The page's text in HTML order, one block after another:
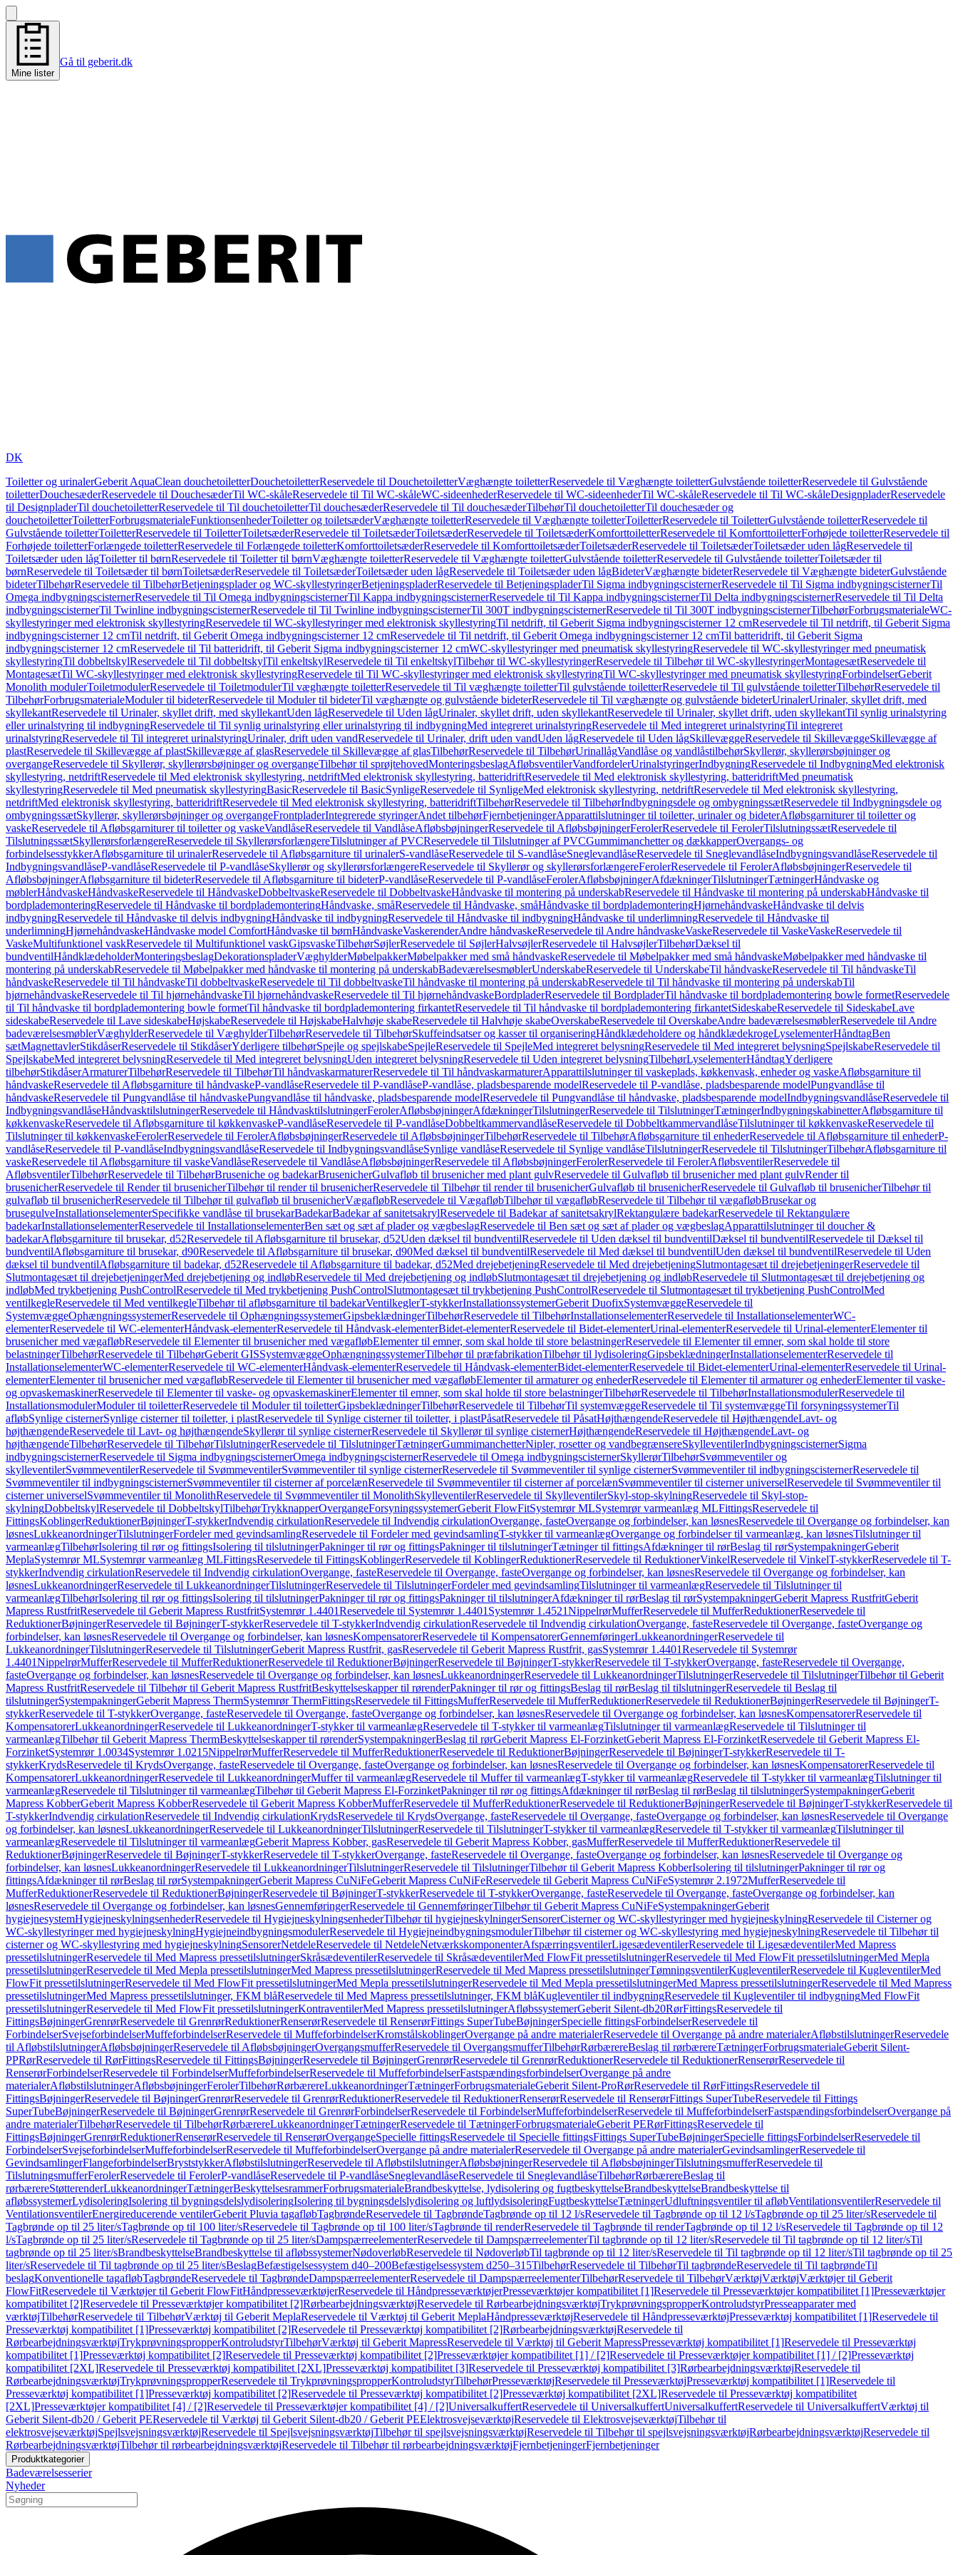
Mine lister
Gå til geberit.dk
DK
Toiletter og urinalerGeberit AquaClean douchetoiletterDouchetoiletterReservedele til DouchetoiletterVæghængte toiletterReservedele til Væghængte toiletterGulvstående toiletterReservedele til Gulvstående
toiletterDouchesæderReservedele til DouchesæderTil WC-skåleReservedele til Til WC-skåleWC-sideenhederReservedele til WC-sideenhederTil WC-skåleReservedele til Til WC-skåleDesignpladerReservedele
til DesignpladerTil douchetoiletterReservedele til Til douchetoiletterTil douchesæderReservedele til Til douchesæderTilbehørTil douchetoiletterTil douchesæder og
douchetoiletterToiletterForbrugsmaterialeFunktionsenhederToiletter og toiletsæderVæghængte toiletterReservedele til Væghængte toiletterToiletterReservedele til ToiletterGulvstående toiletterReservedele til
Gulvstående toiletterToiletterReservedele til ToiletterToiletsæderReservedele til ToiletsæderToiletsæderReservedele til ToiletsæderKomforttoiletterReservedele til KomforttoiletterForhøjede toiletterReservedele til
Forhøjede toiletterForlængede toiletterReservedele til Forlængede toiletterKomforttoiletsæderReservedele til KomforttoiletsæderToiletsæderReservedele til ToiletsæderToiletsæder uden lågReservedele til
Toiletsæder uden lågToiletter til børnReservedele til Toiletter til børnVæghængte toiletterReservedele til Væghængte toiletterGulvstående toiletterReservedele til Gulvstående toiletterToiletsæder til
børnReservedele til Toiletsæder til børnToiletsæderReservedele til ToiletsæderToiletsæder uden lågReservedele til Toiletsæder uden lågBideterVæghængte bideterReservedele til Væghængte bideterGulvstående
bideterTilbehørReservedele til TilbehørBetjeningsplader og WC-skyllestyringerBetjeningspladerReservedele til BetjeningspladerTil Sigma indbygningscisternerReservedele til Til Sigma indbygningscisternerTil
Omega indbygningscisternerReservedele til Til Omega indbygningscisternerTil Kappa indbygningscisternerReservedele til Til Kappa indbygningscisternerTil Delta indbygningscisternerReservedele til Til Delta
indbygningscisternerTil Twinline indbygningscisternerReservedele til Til Twinline indbygningscisternerTil 300T indbygningscisternerReservedele til Til 300T indbygningscisternerTilbehørForbrugsmaterialeWC-
skyllestyringer med elektronisk skyllestyringReservedele til WC-skyllestyringer med elektronisk skyllestyringTil netdrift, til Geberit Sigma indbygningscisterner 12 cmReservedele til Til netdrift, til Geberit Sigma
indbygningscisterner 12 cmTil netdrift, til Geberit Omega indbygningscisterner 12 cmReservedele til Til netdrift, til Geberit Omega indbygningscisterner 12 cmTil batteridrift, til Geberit Sigma
indbygningscisterner 12 cmReservedele til Til batteridrift, til Geberit Sigma indbygningscisterner 12 cmWC-skyllestyringer med pneumatisk skyllestyringReservedele til WC-skyllestyringer med pneumatisk
skyllestyringTil dobbeltskylReservedele til Til dobbeltskylTil enkeltskylReservedele til Til enkeltskylTilbehør til WC-skyllestyringerReservedele til Tilbehør til WC-skyllestyringerMontagesætReservedele til
MontagesætTil WC-skyllestyringer med elektronisk skyllestyringReservedele til Til WC-skyllestyringer med elektronisk skyllestyringTil WC-skyllestyringer med pneumatisk skyllestyringForbindelserGeberit
Monolith modulerToiletmodulerReservedele til ToiletmodulerTil væghængte toiletterReservedele til Til væghængte toiletterTil gulvstående toiletterReservedele til Til gulvstående toiletterTilbehørReservedele til
TilbehørForbrugsmaterialeModuler til bideterReservedele til Moduler til bideterTil væghængte og gulvstående bideterReservedele til Til væghængte og gulvstående bideterUrinalerUrinaler, skyllet drift, med
skyllekantReservedele til Urinaler, skyllet drift, med skyllekantUden lågReservedele til Uden lågUrinaler, skyllet drift, uden skyllekantReservedele til Urinaler, skyllet drift, uden skyllekantTil synlig urinalstyring
eller urinalstyring til indbygningReservedele til Til synlig urinalstyring eller urinalstyring til indbygningMed integreret urinalstyringReservedele til Med integreret urinalstyringTil integreret
urinalstyringReservedele til Til integreret urinalstyringUrinaler, drift uden vandReservedele til Urinaler, drift uden vandUden lågReservedele til Uden lågSkillevæggeReservedele til SkillevæggeSkillevægge af
plastReservedele til Skillevægge af plastSkillevægge af glasReservedele til Skillevægge af glasTilbehørReservedele til TilbehørUrinallågVandlåse og vandlåstilbehørSkyllerør, skyllerørsbøjninger og
overgangeReservedele til Skyllerør, skyllerørsbøjninger og overgangeTilbehør til sprøjtehovedMonteringsbeslagAfløbsventilerVandfordelerUrinalstyringerIndbygningReservedele til IndbygningMed elektronisk
skyllestyring, netdriftReservedele til Med elektronisk skyllestyring, netdriftMed elektronisk skyllestyring, batteridriftReservedele til Med elektronisk skyllestyring, batteridriftMed pneumatisk
skyllestyringReservedele til Med pneumatisk skyllestyringBasicReservedele til BasicSynligeReservedele til SynligeMed elektronisk skyllestyring, netdriftReservedele til Med elektronisk skyllestyring,
netdriftMed elektronisk skyllestyring, batteridriftReservedele til Med elektronisk skyllestyring, batteridriftTilbehørReservedele til TilbehørIndbygningsdele og ombygningssætReservedele til Indbygningsdele og
ombygningssætSkyllerør, skyllerørsbøjninger og overgangeFrontpladerIntegrerede styringerAndet tilbehørFjernbetjeningerApparattilslutninger til toiletter, urinaler og bideterAfløbsgarniturer til toiletter og
vaskeReservedele til Afløbsgarniturer til toiletter og vaskeVandlåseReservedele til VandlåseAfløbsbøjningerReservedele til AfløbsbøjningerFerolerReservedele til FerolerTilslutningssætReservedele til
TilslutningssætSkyllerørsforlængereReservedele til SkyllerørsforlængereTilslutninger af PVCReservedele til Tilslutninger af PVCGummimanchetter og dækkapperOvergangs- og
forbindelsesstykkerAfløbsgarniture til urinalerReservedele til Afløbsgarniture til urinalerS-vandlåseReservedele til S-vandlåseSneglevandlåseReservedele til SneglevandlåseIndbygningsvandlåseReservedele til
IndbygningsvandlåseP-vandlåseReservedele til P-vandlåseSkyllerør og skyllerørsforlængereReservedele til Skyllerør og skyllerørsforlængereFerolerReservedele til FerolerAfløbsbøjningerReservedele til
AfløbsbøjningerAfløbsgarniture til bideterReservedele til Afløbsgarniture til bideterP-vandlåseReservedele til P-vandlåseFerolerAfløbsbøjningerAfdækningerTilslutningerTætningerHåndvaske og
møblerHåndvaskeHåndvaskeReservedele til HåndvaskeDobbeltvaskeReservedele til DobbeltvaskeHåndvaske til montering på underskabReservedele til Håndvaske til montering på underskabHåndvaske til
bordplademonteringReservedele til Håndvaske til bordplademonteringHåndvaske, småReservedele til Håndvaske, småHåndvaske til bordplademonteringHjørnehåndvaskeHåndvaske til delvis
indbygningReservedele til Håndvaske til delvis indbygningHåndvaske til indbygningReservedele til Håndvaske til indbygningHåndvaske til underlimningReservedele til Håndvaske til
underlimningHjørnehåndvaskeHåndvaske model ComfortHåndvaske til børnHåndvaskeVaskerenderAndre håndvaskeReservedele til Andre håndvaskeVaskeReservedele til VaskeVaskeReservedele til
VaskeMultifunktionel vaskReservedele til Multifunktionel vaskGipsvaskeTilbehørSøjlerReservedele til SøjlerHalvsøjlerReservedele til HalvsøjlerTilbehørDæksel til
bundventilHåndklædeholderMonteringsbeslagDekorationspladerVæghylderMøbelpakkerMøbelpakker med små håndvaskeReservedele til Møbelpakker med små håndvaskeMøbelpakker med håndvaske til
montering på underskabReservedele til Møbelpakker med håndvaske til montering på underskabBadeværelsesmøblerUnderskabeReservedele til UnderskabeTil håndvaskeReservedele til Til håndvaskeTil
håndvaskeReservedele til Til håndvaskeTil dobbeltvaskeReservedele til Til dobbeltvaskeTil håndvaske til montering på underskabReservedele til Til håndvaske til montering på underskabTil
hjørnehåndvaskeReservedele til Til hjørnehåndvaskeTil hjørnehåndvaskeReservedele til Til hjørnehåndvaskeBordpladerReservedele til BordpladerTil håndvaske til bordplademontering bowle formetReservedele
til Til håndvaske til bordplademontering bowle formetTil håndvaske til bordplademontering firkantetReservedele til Til håndvaske til bordplademontering firkantetSideskabeReservedele til SideskabeLave
sideskabeReservedele til Lave sideskabeHøjskabeReservedele til HøjskabeHalvhøje skabeReservedele til Halvhøje skabeOverskabeReservedele til OverskabeAndre badeværelsesmøblerReservedele til Andre
badeværelsesmøblerVæghylderReservedele til VæghylderTilbehørReservedele til TilbehørSkuffeindsatser og kasser til organiseringHåndklædeholdere og håndklædekrogeLyselementerHåndtagBen
sætMagnettavlerStikdåserReservedele til StikdåserYderligere tilbehørSpejle og spejlskabeSpejleReservedele til SpejleMed integreret belysningReservedele til Med integreret belysningSpejlskabeReservedele til
SpejlskabeMed integreret belysningReservedele til Med integreret belysningUden integreret belysningReservedele til Uden integreret belysningTilbehørLyselementerHåndtagYderligere
tilbehørStikdåserArmaturerTilbehørReservedele til TilbehørTil håndvaskarmaturerReservedele til Til håndvaskarmaturerApparattilslutninger til vaskeplads, køkkenvask, enheder og vaskeAfløbsgarniture til
håndvaskeReservedele til Afløbsgarniture til håndvaskeP-vandlåseReservedele til P-vandlåseP-vandlåse, pladsbesparende modelReservedele til P-vandlåse, pladsbesparende modelPungvandlåse til
håndvaskeReservedele til Pungvandlåse til håndvaskePungvandlåse til håndvaske, pladsbesparende modelReservedele til Pungvandlåse til håndvaske, pladsbesparende modelIndbygningsvandlåseReservedele til
IndbygningsvandlåseHåndvasktilslutningerReservedele til HåndvasktilslutningerFerolerAfløbsbøjningerAfdækningerTilslutningerReservedele til TilslutningerTætningerIndbygningskabinetterAfløbsgarniture til
køkkenvaskeReservedele til Afløbsgarniture til køkkenvaskeP-vandlåseReservedele til P-vandlåseDobbeltkammervandlåseReservedele til DobbeltkammervandlåseTilslutninger til køkkenvaskeReservedele til
Tilslutninger til køkkenvaskeFerolerReservedele til FerolerAfløbsbøjningerReservedele til AfløbsbøjningerTilbehørReservedele til TilbehørAfløbsgarniture til enhederReservedele til Afløbsgarniture til enhederP-
vandlåseReservedele til P-vandlåseIndbygningsvandlåseReservedele til IndbygningsvandlåseSynlige vandlåseReservedele til Synlige vandlåseTilslutningerReservedele til TilslutningerTilbehørAfløbsgarniture til
vaskeReservedele til Afløbsgarniture til vaskeVandlåseReservedele til VandlåseAfløbsbøjningerReservedele til AfløbsbøjningerFerolerReservedele til FerolerAfløbsventilerReservedele til
AfløbsventilerTilbehørReservedele til TilbehørBruseniche og badekarBrusenicherGulvafløb til brusenicher med plant gulvReservedele til Gulvafløb til brusenicher med plant gulvRender til
brusenicherReservedele til Render til brusenicherTilbehør til render til brusenicherReservedele til Tilbehør til render til brusenicherGulvafløb til brusenicherReservedele til Gulvafløb til brusenicherTilbehør til
gulvafløb til brusenicherReservedele til Tilbehør til gulvafløb til brusenicherVægafløbReservedele til VægafløbTilbehør til vægafløbReservedele til Tilbehør til vægafløbBrusekar og
brusegulveInstallationselementerSpecifikke vandlåse til brusekarBadekarBadekar af sanitetsakrylReservedele til Badekar af sanitetsakrylRektangulære badekarReservedele til Rektangulære
badekarInstallationselementerReservedele til InstallationselementerBen sæt og sæt af plader og vægbeslagReservedele til Ben sæt og sæt af plader og vægbeslagApparattilslutninger til doucher &
badekarAfløbsgarniture til brusekar, d52Reservedele til Afløbsgarniture til brusekar, d52Uden dæksel til bundventilReservedele til Uden dæksel til bundventilDæksel til bundventilReservedele til Dæksel til
bundventilAfløbsgarniture til brusekar, d90Reservedele til Afløbsgarniture til brusekar, d90Med dæksel til bundventilReservedele til Med dæksel til bundventilUden dæksel til bundventilReservedele til Uden
dæksel til bundventilAfløbsgarniture til badekar, d52Reservedele til Afløbsgarniture til badekar, d52Med drejebetjeningReservedele til Med drejebetjeningSlutmontagesæt til drejebetjeningerReservedele til
Slutmontagesæt til drejebetjeningerMed drejebetjening og indløbReservedele til Med drejebetjening og indløbSlutmontagesæt til drejebetjening og indløbReservedele til Slutmontagesæt til drejebetjening og
indløbMed trykbetjening PushControlReservedele til Med trykbetjening PushControlSlutmontagesæt til trykbetjening PushControlReservedele til Slutmontagesæt til trykbetjening PushControlMed
ventilkegleReservedele til Med ventilkegleTilbehør til afløbsgarniture til badekarVentilkeglerT-stykkerInstallationssystemerGeberit DuofixSystemvæggeReservedele til
SystemvæggeOphængningssystemerReservedele til OphængningssystemerGipsbeklædningerTilbehørReservedele til TilbehørInstallationselementerReservedele til InstallationselementerWC-
elementerReservedele til WC-elementerHåndvask-elementerReservedele til Håndvask-elementerBidet-elementerReservedele til Bidet-elementerUrinal-elementerReservedele til Urinal-elementerElementer til
brusenicher med vægafløbReservedele til Elementer til brusenicher med vægafløbElementer til emner, som skal holde til store belastningerReservedele til Elementer til emner, som skal holde til store
belastningerTilbehørReservedele til TilbehørGeberit GISSystemvæggeOphængningssystemerTilbehør til præfabrikationTilbehør til lydisoleringGipsbeklædningerInstallationselementerReservedele til
InstallationselementerWC-elementerReservedele til WC-elementerHåndvask-elementerReservedele til Håndvask-elementerBidet-elementerReservedele til Bidet-elementerUrinal-elementerReservedele til Urinal-
elementerElementer til brusenicher med vægafløbReservedele til Elementer til brusenicher med vægafløbElementer til armaturer og enhederReservedele til Elementer til armaturer og enhederElementer til vaske-
og opvaskemaskinerReservedele til Elementer til vaske- og opvaskemaskinerElementer til emner, som skal holde til store belastningerTilbehørReservedele til TilbehørInstallationsmodulerReservedele til
InstallationsmodulerModuler til toiletterReservedele til Moduler til toiletterGipsbeklædningerTilbehørReservedele til TilbehørTil systemvæggeReservedele til Til systemvæggeTil forsyningssystemerTil
afløbSynlige cisternerSynlige cisterner til toiletter, i plastReservedele til Synlige cisterner til toiletter, i plastPåsatReservedele til PåsatHøjthængendeReservedele til HøjthængendeLavt- og
højthængendeReservedele til Lavt- og højthængendeSkyllerør til synlige cisternerReservedele til Skyllerør til synlige cisternerHøjthængendeReservedele til HøjthængendeLavt- og
højthængendeTilbehørReservedele til TilbehørTilslutningerReservedele til TilslutningerTætningerGummimanchetterNipler, rosetter og vandbegrænsereSkylleventilerIndbygningscisternerSigma
indbygningscisternerReservedele til Sigma indbygningscisternerOmega indbygningscisternerReservedele til Omega indbygningscisternerSkyllerørTilbehørSvømmeventiler og
skylleventilerSvømmeventilerReservedele til SvømmeventilerSvømmeventiler til synlige cisternerReservedele til Svømmeventiler til synlige cisternerSvømmeventiler til indbygningscisternerReservedele til
Svømmeventiler til indbygningscisternerSvømmeventiler til cisterner af porcelænReservedele til Svømmeventiler til cisterner af porcelænSvømmeventiler til cisterner universelReservedele til Svømmeventiler til
cisterner universelSvømmeventiler til MonolithReservedele til Svømmeventiler til MonolithSkylleventilerReservedele til SkylleventilerSkyl-stop-skylningReservedele til Skyl-stop-
skylningDobbeltskylReservedele til DobbeltskylTilbehørTrykknapperOvergangeForsyningssystemerGeberit FlowFitSystemrør MLSystemrør varmeanlæg MLFittingsReservedele til
FittingsKoblingerReduktionerBøjningerT-stykkerIndvendig cirkulationReservedele til Indvendig cirkulationOvergange, fasteOvergange og forbindelser, kan løsnesReservedele til Overgange og forbindelser, kan
løsnesLukkeanordningerTilslutningerFordeler med gevindsamlingReservedele til Fordeler med gevindsamlingT-stykker til varmeanlægOvergange og forbindelser til varmeanlæg, kan løsnesTilslutninger til
varmeanlægTilbehørIsolering til rør og fittingsIsolering til tilslutningerPakninger til rør og fittingsPakninger til tilslutningerTætninger til fittingsAfdækninger til rørBeslag til rørSystempakningerGeberit
MeplaSystemrør MLSystemrør varmeanlæg MLFittingsReservedele til FittingsKoblingerReservedele til KoblingerReduktionerReservedele til ReduktionerVinkelReservedele til VinkelT-stykkerReservedele til T-
stykkerIndvendig cirkulationReservedele til Indvendig cirkulationOvergange, fasteReservedele til Overgange, fasteOvergange og forbindelser, kan løsnesReservedele til Overgange og forbindelser, kan
løsnesLukkeanordningerReservedele til LukkeanordningerTilslutningerReservedele til TilslutningerFordeler med gevindsamlingTilslutninger til varmeanlægReservedele til Tilslutninger til
varmeanlægTilbehørIsolering til rør og fittingsIsolering til tilslutningerPakninger til rør og fittingsPakninger til tilslutningerAfdækninger til rørBeslag til rørSystempakningerGeberit Mapress RustfritGeberit
Mapress RustfritReservedele til Geberit Mapress RustfritSystemrør 1.4401Reservedele til Systemrør 1.4401 Systemrør 1.4521NippelrørMufferReservedele til MufferReduktionerReservedele til
ReduktionerBøjningerReservedele til BøjningerT-stykkerReservedele til T-stykkerIndvendig cirkulationReservedele til Indvendig cirkulationOvergange, fasteReservedele til Overgange, fasteOvergange og
forbindelser, kan løsnesReservedele til Overgange og forbindelser, kan løsnesKompensatorerReservedele til KompensatorerGennemføringerLukkeanordningerReservedele til
LukkeanordningerTilslutningerReservedele til TilslutningerGeberit Mapress Rustfrit, gasReservedele til Geberit Mapress Rustfrit, gasSystemrør 1.4401Reservedele til Systemrør
1.4401NippelrørMufferReservedele til MufferReduktionerReservedele til ReduktionerBøjningerReservedele til BøjningerT-stykkerReservedele til T-stykkerOvergange, fasteReservedele til Overgange,
fasteOvergange og forbindelser, kan løsnesReservedele til Overgange og forbindelser, kan løsnesLukkeanordningerReservedele til LukkeanordningerTilslutningerReservedele til TilslutningerTilbehør til Geberit
Mapress RustfritReservedele til Tilbehør til Geberit Mapress RustfritBeskyttelseskapper til rørenderPakninger til rør og fittingsBeslag til rørBeslag til tilslutningerReservedele til Beslag til
tilslutningerSystempakningerGeberit Mapress ThermSystemrør ThermFittingsReservedele til FittingsMufferReservedele til MufferReduktionerReservedele til ReduktionerBøjningerReservedele til BøjningerT-
stykkerReservedele til T-stykkerOvergange, fasteReservedele til Overgange, fasteOvergange og forbindelser, kan løsnesReservedele til Overgange og forbindelser, kan løsnesKompensatorerReservedele til
KompensatorerLukkeanordningerReservedele til LukkeanordningerT-stykker til varmeanlægReservedele til T-stykker til varmeanlægTilslutninger til varmeanlægReservedele til Tilslutninger til
varmeanlægTilbehør til Geberit Mapress ThermBeskyttelseskapper til rørenderSystempakningerBeslag til rørGeberit Mapress El-ForzinketGeberit Mapress El-ForzinketReservedele til Geberit Mapress El-
ForzinketSystemrør 1.0034Systemrør 1.0215NippelrørMufferReservedele til MufferReduktionerReservedele til ReduktionerBøjningerReservedele til BøjningerT-stykkerReservedele til T-
stykkerKrydsReservedele til KrydsOvergange, fasteReservedele til Overgange, fasteOvergange og forbindelser, kan løsnesReservedele til Overgange og forbindelser, kan løsnesKompensatorerReservedele til
KompensatorerLukkeanordningerReservedele til LukkeanordningerMuffer til varmeanlægReservedele til Muffer til varmeanlægT-stykker til varmeanlægReservedele til T-stykker til varmeanlægTilslutninger til
varmeanlægReservedele til Tilslutninger til varmeanlægTilbehør til Geberit Mapress El-ForzinketPakninger til rør og fittingsAfdækninger til rørBeslag til rørBeslag til tilslutningerSystempakningerGeberit
Mapress KobberGeberit Mapress KobberReservedele til Geberit Mapress KobberMufferReservedele til MufferReduktionerReservedele til ReduktionerBøjningerReservedele til BøjningerT-stykkerReservedele til
T-stykkerIndvendig cirkulationReservedele til Indvendig cirkulationKrydsReservedele til KrydsOvergange, fasteReservedele til Overgange, fasteOvergange og forbindelser, kan løsnesReservedele til Overgange
og forbindelser, kan løsnesLukkeanordningerReservedele til LukkeanordningerTilslutningerReservedele til TilslutningerT-stykker til varmeanlægReservedele til T-stykker til varmeanlægTilslutninger til
varmeanlægReservedele til Tilslutninger til varmeanlægGeberit Mapress Kobber, gasReservedele til Geberit Mapress Kobber, gasMufferReservedele til MufferReduktionerReservedele til
ReduktionerBøjningerReservedele til BøjningerT-stykkerReservedele til T-stykkerOvergange, fasteReservedele til Overgange, fasteOvergange og forbindelser, kan løsnesReservedele til Overgange og
forbindelser, kan løsnesLukkeanordningerReservedele til LukkeanordningerTilslutningerReservedele til TilslutningerTilbehør til Geberit Mapress KobberIsolering til tilslutningerPakninger til rør og
fittingsAfdækninger til rørBeslag til rørSystempakningerGeberit Mapress CuNiFeGeberit Mapress CuNiFeReservedele til Geberit Mapress CuNiFeSystemrør 2.1972MufferReservedele til
MufferReduktionerReservedele til ReduktionerBøjningerReservedele til BøjningerT-stykkerReservedele til T-stykkerOvergange, fasteReservedele til Overgange, fasteOvergange og forbindelser, kan
løsnesReservedele til Overgange og forbindelser, kan løsnesGennemføringerReservedele til GennemføringerTilbehør til Geberit Mapress CuNiFeSystempakningerGeberit
hygiejnesystemHygiejneskylningsenhederReservedele til HygiejneskylningsenhederTilbehør til hygiejneskylningerSensorerCisterner og WC-skyllestyringer med hygiejneskylningReservedele til Cisterner og
WC-skyllestyringer med hygiejneskylningHygiejneindbygningsmodulerReservedele til HygiejneindbygningsmodulerTilbehør til cisterner og WC-skyllestyring med hygiejneskylningReservedele til Tilbehør til
cisterner og WC-skyllestyring med hygiejneskylningSensorerNetdeleReservedele til NetdeleNetværkskomponenterAfspærringsventilerLigesædeventilerReservedele til LigesædeventilerMed Mapress
pressetilslutningerReservedele til Med Mapress pressetilslutningerSkråsædeventilerReservedele til SkråsædeventilerMed FlowFit pressetilslutningerReservedele til Med FlowFit pressetilslutningerMed Mepla
pressetilslutningerReservedele til Med Mepla pressetilslutningerMed Mapress pressetilslutningerReservedele til Med Mapress pressetilslutningerTømningsventilerKugleventilerReservedele til KugleventilerMed
FlowFit pressetilslutningerReservedele til Med FlowFit pressetilslutningerMed Mepla pressetilslutningerReservedele til Med Mepla pressetilslutningerMed Mapress pressetilslutningerReservedele til Med Mapress
pressetilslutningerMed Mapress pressetilslutninger, FKM blåReservedele til Med Mapress pressetilslutninger, FKM blåKugleventiler til indbygningReservedele til Kugleventiler til indbygningMed FlowFit
pressetilslutningerReservedele til Med FlowFit pressetilslutningerKontraventilerMed Mapress pressetilslutningerAfløbssystemerGeberit Silent-db20RørFittingsReservedele til
FittingsBøjningerGrenrørReservedele til GrenrørReduktionerRenserørReservedele til RenserørFittings SuperTubeBøjningerSpecielle fittingsForbindelserReservedele til
ForbindelserSvejseforbindelserMuffeforbindelserReservedele til MuffeforbindelserKromstålskoblingerOvergange på andre materialerReservedele til Overgange på andre materialerAfløbstilslutningerReservedele
til AfløbstilslutningerAfløbsbøjningerReservedele til AfløbsbøjningerOvergangsmufferReservedele til OvergangsmufferTilbehørRørbærereBeslag til rørbærereTætningerForbrugsmaterialeGeberit Silent-
PPRørReservedele til RørFittingsReservedele til FittingsBøjningerReservedele til BøjningerGrenrørReservedele til GrenrørReduktionerReservedele til ReduktionerRenserørReservedele til
RenserørForbindelserReservedele til ForbindelserMuffeforbindelserReservedele til MuffeforbindelserFastspændingsforbindelserOvergange på andre
materialerAfløbstilslutningerAfløbsbøjningerFerolerTilbehørRørbærereLukkeanordningerTætningerForbrugsmaterialeGeberit Silent-ProRørReservedele til RørFittingsReservedele til
FittingsBøjningerReservedele til BøjningerGrenrørReservedele til GrenrørReduktionerReservedele til ReduktionerRenserørReservedele til RenserørFittings SuperTubeReservedele til Fittings
SuperTubeBøjningerReservedele til BøjningerGrenrørReservedele til GrenrørForbindelserReservedele til ForbindelserMuffeforbindelserReservedele til MuffeforbindelserFastspændingsforbindelserOvergange på
andre materialerTilbehørReservedele til TilbehørRørbærereLukkeanordningerTætningerReservedele til TætningerForbrugsmaterialeGeberit PERørFittingsReservedele til
FittingsBøjningerGrenrørReduktionerRenserørReservedele til RenserørOvergangeSpecielle fittingsReservedele til Specielle fittingsFittings SuperTubeBøjningerSpecielle fittingsForbindelserReservedele til
ForbindelserSvejseforbindelserMuffeforbindelserReservedele til MuffeforbindelserOvergange på andre materialerReservedele til Overgange på andre materialerGevindsamlingerReservedele til
GevindsamlingerFlangeforbindelserBryststykkerAfløbstilslutningerReservedele til AfløbstilslutningerAfløbsbøjningerReservedele til AfløbsbøjningerTilslutningsmufferReservedele til
TilslutningsmufferFerolerReservedele til FerolerP-vandlåseReservedele til P-vandlåseSneglevandlåseReservedele til SneglevandlåseTilbehørRørbærereBeslag til
rørbærereStøtterenderLukkeanordningerTætningerBeskyttelsesrammerForbrugsmaterialeBrandbeskyttelse, lydisolering og fugtbeskyttelseBrandbeskyttelseBrandbeskyttelse til
afløbssystemerLydisoleringIsolering til bygningsdelslydisoleringIsolering til bygningsdelslydisolering og luftlydsisoleringFugtbeskyttelseTætningerUdluftningsventiler til afløbVentilationsventilerReservedele til
VentilationsventilerEnergireducerende ventilerGeberit Pluvia tagafløbTagbrøndeReservedele til TagbrøndeTagbrønde op til 12 l/sReservedele til Tagbrønde op til 12 l/sTagbrønde op til 25 liter/sReservedele til
Tagbrønde op til 25 liter/sTagbrønde op til 100 liter/sReservedele til Tagbrønde op til 100 liter/sTagbrønde til renderReservedele til Tagbrønde til renderTagbrønde op til 12 l/sReservedele til Tagbrønde op til 12
l/sTagbrønde op til 25 liter/sReservedele til Tagbrønde op til 25 liter/sDampspærreelementerReservedele til DampspærreelementerTil tagbrønde op til 12 liter/sReservedele til Til tagbrønde op til 12 liter/sTil
tagbrønde op til 25 liter/sBrandbeskyttelseBrandbeskyttelse til afløbssystemerNødoverløbReservedele til NødoverløbTil tagbrønde op til 12 liter/sReservedele til Til tagbrønde op til 12 liter/sTil tagbrønde op til 25
liter/sReservedele til Til tagbrønde op til 25 liter/sBeslagBefæstigelsessystem d40–200Befæstigelsessystem d250–315TilbehørReservedele til TilbehørTil tagbrøndeReservedele til Til tagbrøndeTil
beslagKonventionelle tagafløbTagbrøndeReservedele til TagbrøndeDampspærreelementerReservedele til DampspærreelementerTilbehørReservedele til TilbehørVærktøjVærktøjVærktøjer til Geberit
FlowFitReservedele til Værktøjer til Geberit FlowFitHåndpresseværktøjerReservedele til HåndpresseværktøjerPresseværktøjer kompatibilitet [1]Reservedele til Presseværktøjer kompatibilitet [1]Presseværktøjer
kompatibilitet [2]Reservedele til Presseværktøjer kompatibilitet [2]RørbearbejdningsværktøjReservedele til RørbearbejdningsværktøjTrykprøvningspropperKontroludstyrPresseapparater med
værktøjTilbehørReservedele til TilbehørVærktøj til Geberit MeplaReservedele til Værktøj til Geberit MeplaHåndpresseværktøjReservedele til HåndpresseværktøjPresseværktøj kompatibilitet [1]Reservedele til
Presseværktøj kompatibilitet [1]Presseværktøj kompatibilitet [2]Reservedele til Presseværktøj kompatibilitet [2]RørbearbejdningsværktøjReservedele til
RørbearbejdningsværktøjTrykprøvningspropperKontroludstyrTilbehørVærktøj til Geberit MapressReservedele til Værktøj til Geberit MapressPresseværktøj kompatibilitet [1]Reservedele til Presseværktøj
kompatibilitet [1]Presseværktøj kompatibilitet [2]Reservedele til Presseværktøj kompatibilitet [2]Presseværktøjer kompatibilitet [1] / [2]Reservedele til Presseværktøjer kompatibilitet [1] / [2]Presseværktøj
kompatibilitet [2XL]Reservedele til Presseværktøj kompatibilitet [2XL]Presseværktøj kompatibilitet [3]Reservedele til Presseværktøj kompatibilitet [3]RørbearbejdningsværktøjReservedele til
RørbearbejdningsværktøjTrykprøvningspropperReservedele til TrykprøvningspropperKontroludstyrTilbehørPresseværktøjReservedele til PresseværktøjPresseværktøj kompatibilitet [1]Reservedele til
Presseværktøj kompatibilitet [1]Presseværktøj kompatibilitet [2]Reservedele til Presseværktøj kompatibilitet [2]Presseværktøj kompatibilitet [2XL]Reservedele til Presseværktøj kompatibilitet
[2XL]Presseværktøjer kompatibilitet [4] / [2]Reservedele til Presseværktøjer kompatibilitet [4] / [2]UniversalkuffertReservedele til UniversalkuffertUniversalkuffertReservedele til UniversalkuffertVærktøj til
Geberit Silent-db20 / Geberit PEReservedele til Værktøj til Geberit Silent-db20 / Geberit PEElektrosvejseværktøjReservedele til ElektrosvejseværktøjTilbehør til
elektrosvejseværktøjSpejlsvejsningsværktøjReservedele til SpejlsvejsningsværktøjTilbehør til spejlsvejsningsværktøjReservedele til Tilbehør til spejlsvejsningsværktøjRørbearbejdningsværktøjReservedele til
RørbearbejdningsværktøjTilbehør til rørbearbejdningsværktøjReservedele til Tilbehør til rørbearbejdningsværktøjFjernbetjeningerFjernbetjeninger
Produktkategorier
Badeværelsesserier
Nyheder